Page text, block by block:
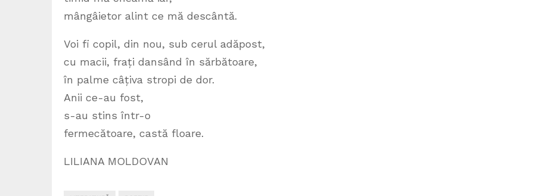
mângâietor alint ce mă descântă.
Voi fi copil, din nou, sub cerul adăpost,
cu macii, frați dansând în sărbătoare,
în palme câțiva stropi de dor.
Anii ce-au fost,
s-au stins într-o
fermecătoare, castă floare.
LILIANA MOLDOVAN